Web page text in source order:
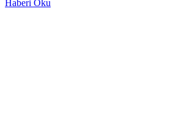
Haberi Oku